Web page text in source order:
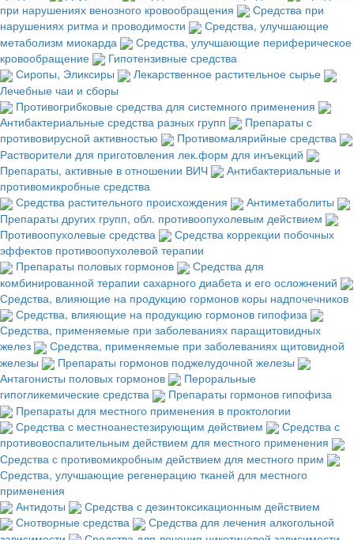
при нарушениях венозного кровообращения
Средства при
нарушениях ритма и проводимости
Средства, улучшающие
метаболизм миокарда
Средства, улучшающие периферическое
кровообращение
Гипотензивные средства
Сиропы, Эликсиры
Лекарственное растительное сырье
Лечебные чаи и сборы
Противогрибковые средства для системного применения
Антибактериальные средства разных групп
Препараты с
противовирусной активностью
Противомалярийные средства
Растворители для приготовления лек.форм для инъекций
Препараты, активные в отношении ВИЧ
Антибактериальные и
противомикробные средства
Средства растительного происхождения
Антиметаболиты
Препараты других групп, обл. противоопухолевым действием
Противоопухолевые средства
Средства коррекции побочных
эффектов противоопухолевой терапии
Препараты половых гормонов
Средства для
комбинированной терапии сахарного диабета и его осложнений
Средства, влияющие на продукцию гормонов коры надпочечников
Средства, влияющие на продукцию гормонов гипофиза
Средства, применяемые при заболеваниях паращитовидных
желез
Средства, применяемые при заболеваниях щитовидной
железы
Препараты гормонов поджелудочной железы
Антагонисты половых гормонов
Пероральные
гипогликемические средства
Препараты гормонов гипофиза
Препараты для местного применения в проктологии
Средства с местноанестезирующим действием
Средства с
противовоспалительным действием для местного применения
Средства с противомикробным действием для местного прим
Средства, улучшающие регенерацию тканей для местного
применения
Антидоты
Средства с дезинтоксикационным действием
Снотворные средства
Средства для лечения алкогольной